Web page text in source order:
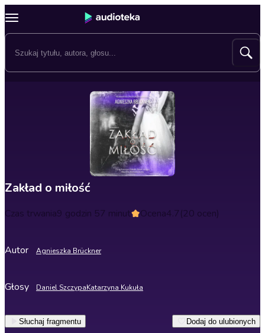
Zakład o miłość
Czas trwania9 godzin 57 minut Ocena4.7(20 ocen)
Autor Agnieszka Brückner
Głosy Daniel SzczypaKatarzyna Kukuła
Słuchaj fragmentu Dodaj do ulubionych